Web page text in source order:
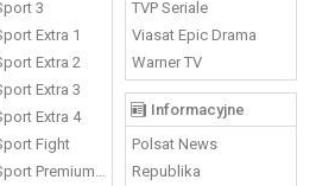
3
Extra 1
Extra 2
Extra 3
Extra 4
Fight
Polsat Sport Premium 1
TVP Seriale
Viasat Epic Drama
Warner TV
Informacyjne
Polsat News
Republika